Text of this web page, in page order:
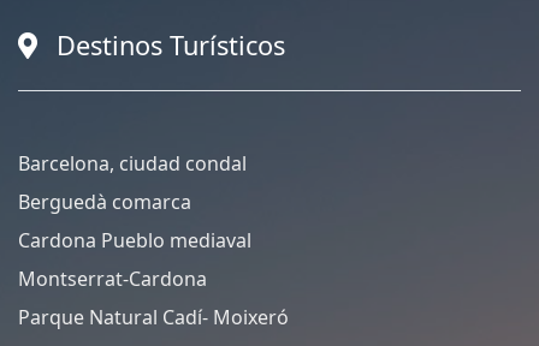
Destinos Turísticos
Barcelona, ciudad condal
Berguedà comarca
Cardona Pueblo mediaval
Montserrat-Cardona
Parque Natural Cadí- Moixeró